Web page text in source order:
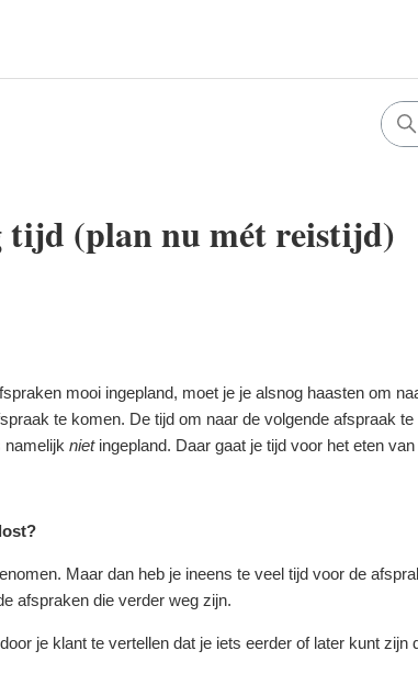
tijd (plan nu mét reistijd)
mooi ingepland, moet je je alsnog haasten om
te komen. De tijd om naar de volgende afspraak te
namelijk nietingepland. Daar gaat je tijd voor het eten van
Maar dan heb je ineens te veel tijd voor de
afspraken die verder weg zijn.
je klant te vertellen dat je iets eerder of later kunt zijn